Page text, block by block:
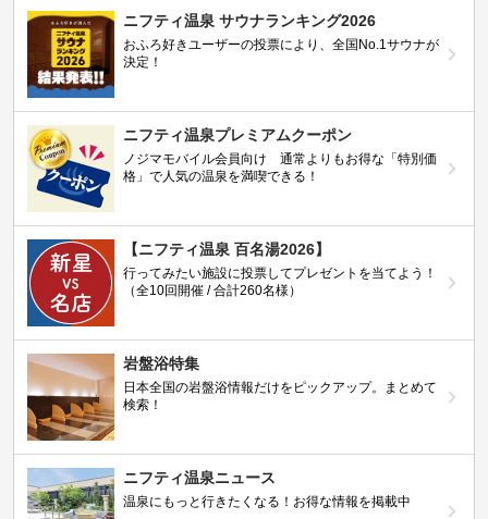
ニフティ温泉 サウナランキング2026
おふろ好きユーザーの投票により、全国No.1サウナが
決定！
ニフティ温泉プレミアムクーポン
ノジマモバイル会員向け 通常よりもお得な「特別価
格」で人気の温泉を満喫できる！
【ニフティ温泉 百名湯2026】
行ってみたい施設に投票してプレゼントを当てよう！
（全10回開催 / 合計260名様）
岩盤浴特集
日本全国の岩盤浴情報だけをピックアップ。まとめて
検索！
ニフティ温泉ニュース
温泉にもっと行きたくなる！お得な情報を掲載中